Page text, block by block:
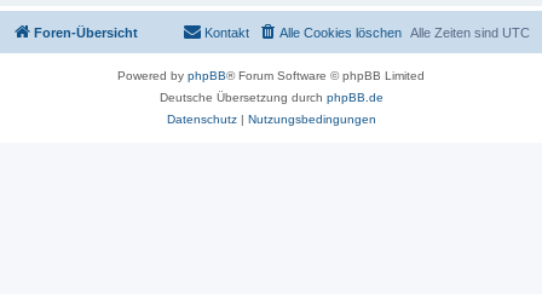
Foren-Übersicht Alle Zeiten sind UTC
Alle Cookies löschen
Kontakt
Powered by phpBB® Forum Software © phpBB Limited
Deutsche Übersetzung durch phpBB.de
Datenschutz| Nutzungsbedingungen